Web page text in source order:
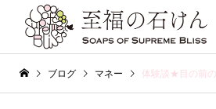
ブログ マネー 体験談★目の前の薄いヴェール